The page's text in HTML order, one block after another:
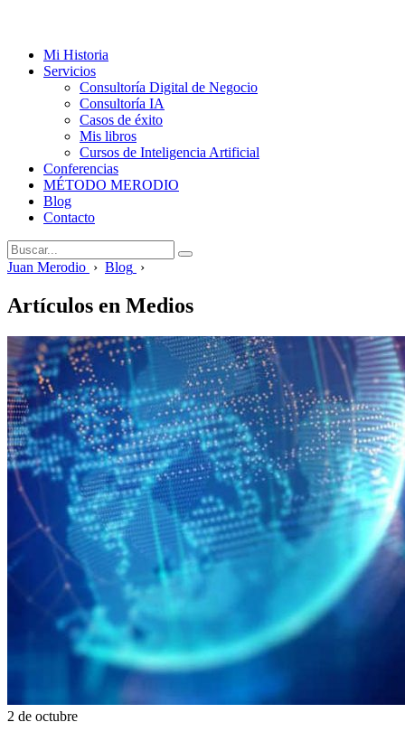
Mi Historia
Servicios
Consultoría Digital de Negocio
Consultoría IA
Casos de éxito
Mis libros
Cursos de Inteligencia Artificial
Conferencias
MÉTODO MERODIO
Blog
Contacto
Juan Merodio › Blog ›
Artículos en Medios
2 de octubre